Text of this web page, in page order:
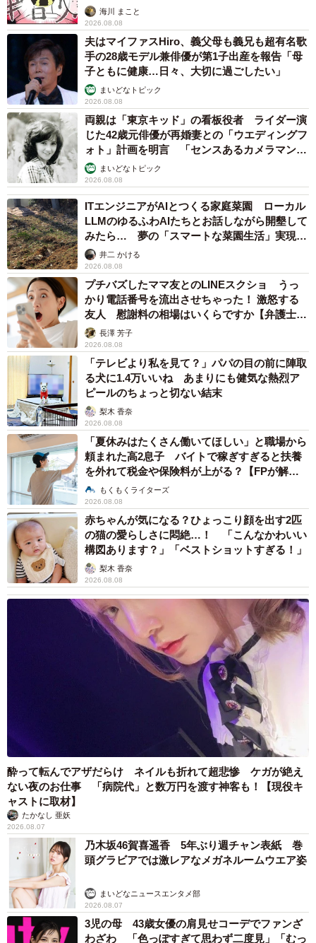
海川 まこと
2026.08.08
夫はマイファスHiro、義父母も義兄も超有名歌
手の28歳モデル兼俳優が第1子出産を報告「母
子ともに健康…日々、大切に過ごしたい」
まいどなトピック
2026.08.08
両親は「東京キッド」の看板役者 ライダー演
じた42歳元俳優が再婚妻との「ウエディングフ
ォト」計画を明言 「センスあるカメラマン求
む」まいどなトピック
2026.08.08
ITエンジニアがAIとつくる家庭菜園 ローカル
LLMのゆるふわAIたちとお話しながら開墾して
みたら… 夢の「スマートな菜園生活」実現な
るか井二 かける
2026.08.08
プチバズしたママ友とのLINEスクショ うっ
かり電話番号を流出させちゃった！ 激怒する
友人 慰謝料の相場はいくらですか【弁護士が
解説】長澤 芳子
2026.08.08
「テレビより私を見て？」パパの目の前に陣取
る犬に1.4万いいね あまりにも健気な熱烈ア
ピールのちょっと切ない結末
梨木 香奈
2026.08.08
「夏休みはたくさん働いてほしい」と職場から
頼まれた高2息子 バイトで稼ぎすぎると扶養
を外れて税金や保険料が上がる？【FPが解
説】もくもくライターズ
2026.08.08
赤ちゃんが気になる？ひょっこり顔を出す2匹
の猫の愛らしさに悶絶…！ 「こんなかわいい
構図あります？」「ベストショットすぎる！」
梨木 香奈
2026.08.08
酔って転んでアザだらけ ネイルも折れて超悲惨 ケガが絶え
ない夜のお仕事 「病院代」と数万円を渡す神客も！【現役キ
ャストに取材】
たかなし 亜妖
2026.08.07
乃木坂46賀喜遥香 5年ぶり週チャン表紙 巻
頭グラビアでは激レアなメガネルームウエア姿
まいどなニュースエンタメ部
2026.08.07
3児の母 43歳女優の肩見せコーデでファンざ
わざわ 「色っぽすぎて思わず二度見」「むっ